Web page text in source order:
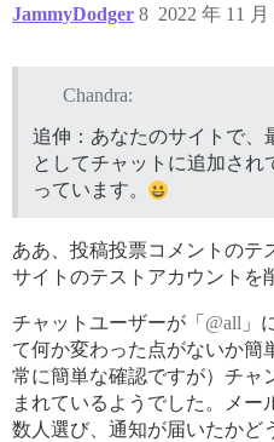
JammyDodger 2022 年 11
8
Chandra:
追伸：あなたのサイトで、
としてチャットに追加され
っています。
ああ、投稿投票コメントのテ
サイトのテストアカウントを
チャットユーザーが「 @all 」
て何か変わった点がないか簡
常に簡単な確認ですが）チャ
まれているようでした。メー
数人選び、通知が届いたかど